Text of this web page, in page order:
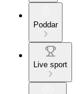
Poddar
Live sport